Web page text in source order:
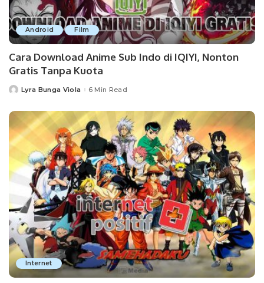
Android Film
Cara Download Anime Sub Indo di IQIYI, Nonton
Gratis Tanpa Kuota
PostedLyra Bunga Viola 6 Min Read
Internet